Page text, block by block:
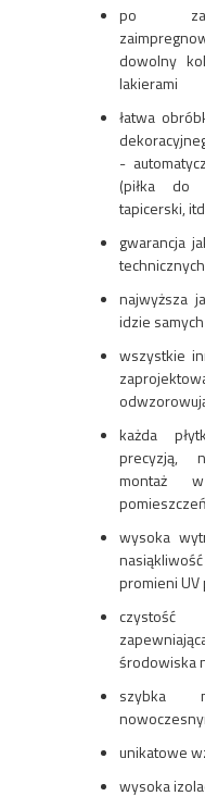
po
dowolny
lakierami
łatwa
-
(piłka do
tapicerski,
gwarancja
technicznych
najwyższa
idzie
wszystkie
każda
precyzją,
montaż
pomieszczeń
wysoka
promieni
czystość
środowiska
szybka
unikatowe
wysoka